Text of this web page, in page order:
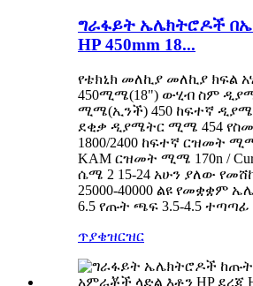
ግራፋይት ኤሌክትሮዶች
HP 450mm 18...
የቴክኒክ መለኪያ መለኪያ ክፍል
450ሚሜ(18") ውሂብ ስም
ሚሜ(ኢንች) 450 ከፍተኛ
ደቂቃ ዲያሜትር ሚሜ 454
1800/2400 ከፍተኛ ርዝመት ሚሜ
KAM ርዝመት ሚሜ 170n /
ሴሜ 2 15-24 አሁን ያለው
25000-40000 ልዩ የመቋቋም
6.5 የጡት ጫፍ 3.5-4.5 ተጣጣፊ
ጥያቄዝርዝር